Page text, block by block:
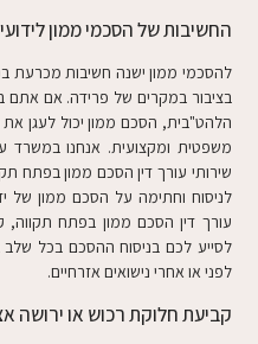
החשיבות של הסכמי ממון
להסכמי ממון ישנה חשיבות מכרעת בכל
בציבור במקרים של פרידה. אם אתם
הלהט"בית, הסכם ממון יכול לעגן
משפטית ומקצועית. אנחנו במשרד
שירותי עורך דין הסכם ממון בפתח
לניסוח וחתימה על הסכם ממון של
עורך דין הסכם ממון בפתח תקווה,
לסייע לכם בניסוח ההסכם בכל שלב
לפני או אחרי נישואים אזרחיים.
קביעת חלוקת רכוש או ירושה